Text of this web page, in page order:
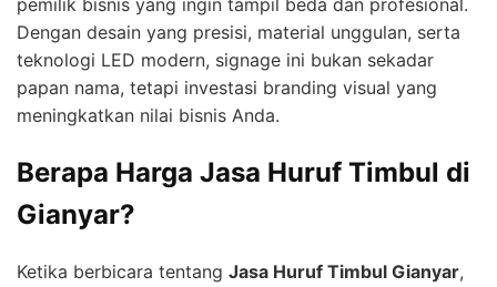
pemilik bisnis yang ingin tampil beda dan profesional.
Dengan desain yang presisi, material unggulan, serta
teknologi LED modern, signage ini bukan sekadar
papan nama, tetapi investasi branding visual yang
meningkatkan nilai bisnis Anda.
Berapa Harga Jasa Huruf Timbul di
Gianyar?
Ketika berbicara tentang Jasa Huruf Timbul Gianyar,